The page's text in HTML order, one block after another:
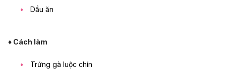
Dầu ăn
♦ Cách làm
Trứng gà luộc chín